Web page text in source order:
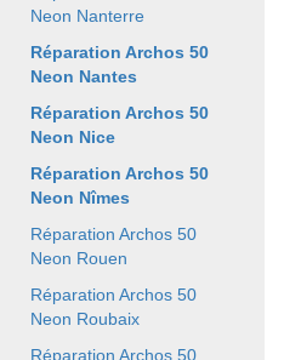
Neon Nanterre
Réparation Archos 50
Neon Nantes
Réparation Archos 50
Neon Nice
Réparation Archos 50
Neon Nîmes
Réparation Archos 50
Neon Rouen
Réparation Archos 50
Neon Roubaix
Réparation Archos 50